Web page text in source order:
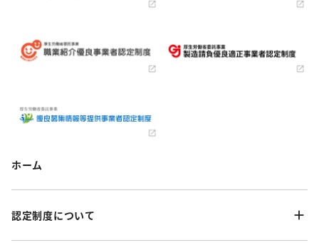
ホーム
認定制度について